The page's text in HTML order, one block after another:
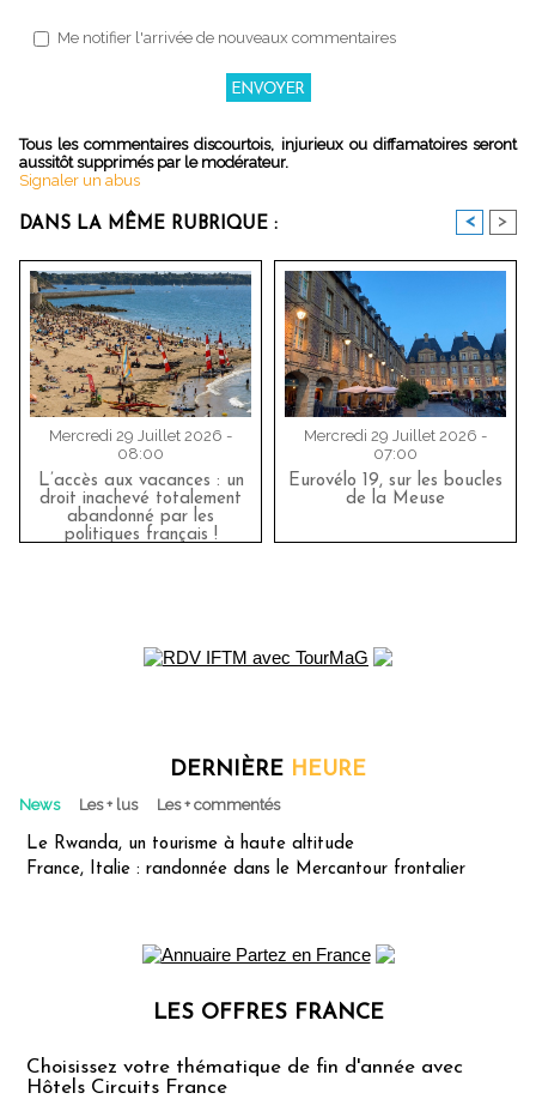
Me notifier l'arrivée de nouveaux commentaires
Tous les commentaires discourtois, injurieux ou diffamatoires seront
aussitôt supprimés par le modérateur.
Signaler un abus
DANS LA MÊME RUBRIQUE : < >
Mercredi 29 Juillet 2026 -
08:00
L’accès aux vacances : un
droit inachevé totalement
abandonné par les
politiques français !
Mercredi 29 Juillet 2026 -
07:00
Eurovélo 19, sur les boucles
de la Meuse
DERNIÈRE HEURE
News Les + lus Les + commentés
Le Rwanda, un tourisme à haute altitude
France, Italie : randonnée dans le Mercantour frontalier
LES OFFRES FRANCE
Choisissez votre thématique de fin d'année avec
Hôtels Circuits France